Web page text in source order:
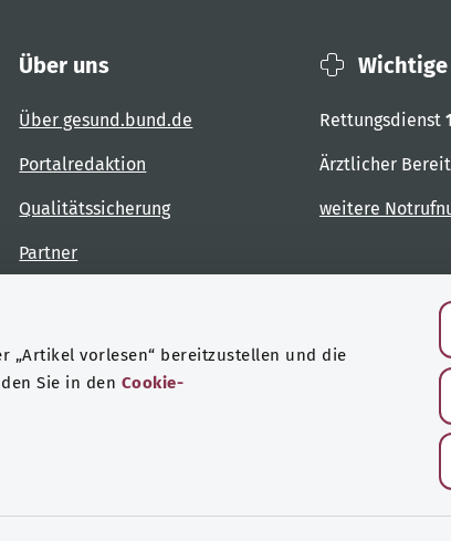
„Artikel vorlesen“ bereitzustellen und die
Sie in den Cookie-
Über uns
Über gesund.bund.de
Portalredaktion
Qualitätssicherung
Partner
Rettungsdienst
Ärztlicher
weitere